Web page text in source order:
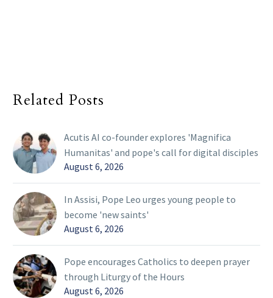
Related Posts
Acutis AI co-founder explores 'Magnifica
Humanitas' and pope's call for digital disciples
August 6, 2026
In Assisi, Pope Leo urges young people to
become 'new saints'
August 6, 2026
Pope encourages Catholics to deepen prayer
through Liturgy of the Hours
August 6, 2026